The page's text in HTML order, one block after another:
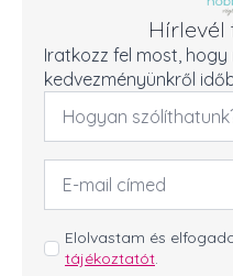
Hírlevél
Iratkozz fel most, hogy
kedvezményünkről
Név
Email
cím
GDPR
*
Elolvastam és
tájékoztatót.